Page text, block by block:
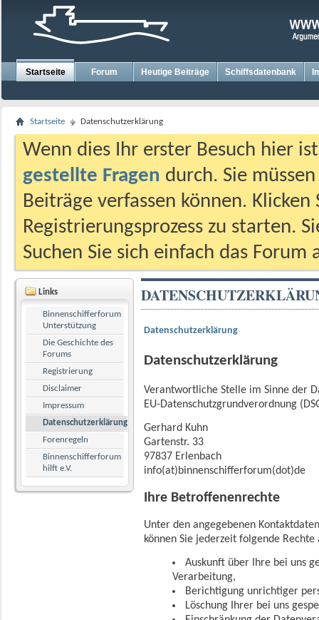
Startseite Forum Heutige Beiträge Schiffsdatenbank
Startseite Datenschutzerklärung
Wenn dies Ihr erster Besuch hier
gestellte Fragen durch. Sie
Beiträge verfassen können.
Registrierungsprozess zu starten.
Suchen Sie sich einfach das
Links
Binnenschifferforum
Unterstützung
Die Geschichte des
Forums
Registrierung
Disclaimer
Impressum
Datenschutzerklärung
Forenregeln
Binnenschifferforum
hilft e.V.
Datenschutzerklärung
Datenschutzerklärung
Verantwortliche Stelle im Sinne der
EU-Datenschutzgrundverordnung
Gerhard Kuhn
Gartenstr. 33
97837 Erlenbach
info(at)binnenschifferforum(dot)de
Ihre Betroffenenrechte
Unter den angegebenen
können Sie jederzeit folgende Rechte
Auskunft über Ihre bei uns
Verarbeitung,
Berichtigung unrichtiger
Löschung Ihrer bei uns